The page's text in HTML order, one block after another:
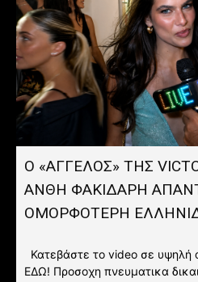
Ο «ΑΓΓΕΛΟΣ» ΤΗΣ
ΑΝΘΗ ΦΑΚΙΔΑΡΗ
ΟΜΟΡΦΟΤΕΡΗ
Κατεβάστε το video σε υψηλή
ΕΔΩ! Προσοχη πνευματικα